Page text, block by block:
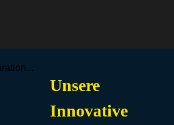
Unsere
Innovative